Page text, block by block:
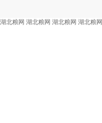
湖北粮网 湖北粮网 湖北粮网 湖北粮网